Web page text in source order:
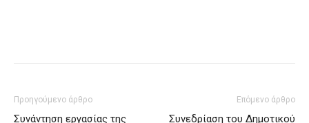
Προηγούμενο άρθρο
Συνάντηση εργασίας της
Επόμενο άρθρο
Συνεδρίαση του Δημοτικού